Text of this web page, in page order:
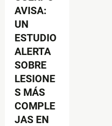
AVISA:
UN
ESTUDIO
ALERTA
SOBRE
LESIONE
S MÁS
COMPLE
JAS EN